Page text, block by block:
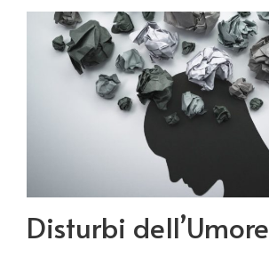
Disturbi dell’Umore